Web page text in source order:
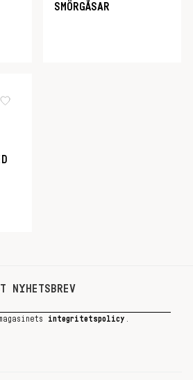
SMÖRGÅSAR
NYHETSBREV
integritetspolicy